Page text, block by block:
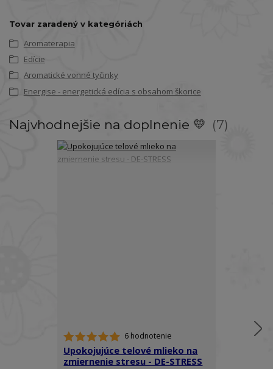
Tovar zaradený v kategóriách
Aromaterapia
Edície
Aromatické vonné tyčinky
Energise - energetická edícia s obsahom škorice
Najvhodnejšie na doplnenie 💛 7
6 hodnotenie
Upokojujúce telové mlieko na
zmiernenie stresu - DE-STRESS